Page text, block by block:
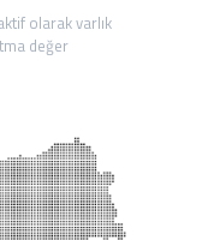
olarak varlık
değer